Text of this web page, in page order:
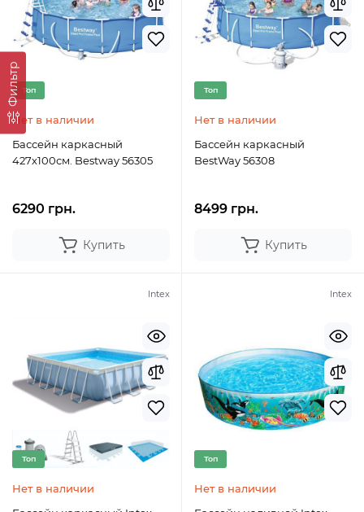
Фильтр Топ
Нет в наличии
Бассейн каркасный
427х100см. Bestway 56305
6290 грн.
Купить
Топ
Нет в наличии
Бассейн каркасный
BestWay 56308
8499 грн.
Купить
Intex
Топ
Нет в наличии
Intex
Топ
Нет в наличии